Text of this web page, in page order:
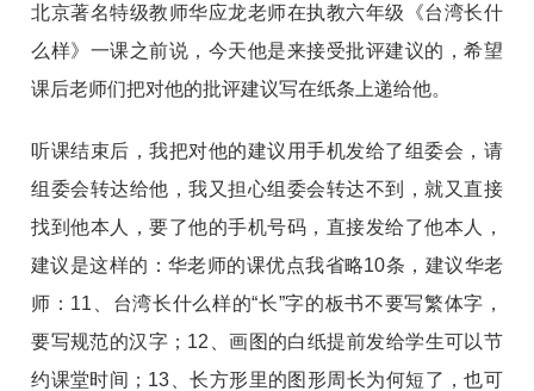
北京著名特级教师华应龙老师在执教六年级《台湾长什
么样》一课之前说，今天他是来接受批评建议的，希望
课后老师们把对他的批评建议写在纸条上递给他。
听课结束后，我把对他的建议用手机发给了组委会，请
组委会转达给他，我又担心组委会转达不到，就又直接
找到他本人，要了他的手机号码，直接发给了他本人，
建议是这样的：华老师的课优点我省略10条，建议华老
师：11、台湾长什么样的“长”字的板书不要写繁体字，
要写规范的汉字；12、画图的白纸提前发给学生可以节
约课堂时间；13、长方形里的图形周长为何短了，也可